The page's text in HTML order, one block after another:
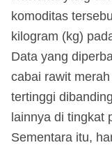
komoditas
kilogram (kg)
Data yang
cabai rawit
tertinggi
lainnya di tingkat
Sementara itu,